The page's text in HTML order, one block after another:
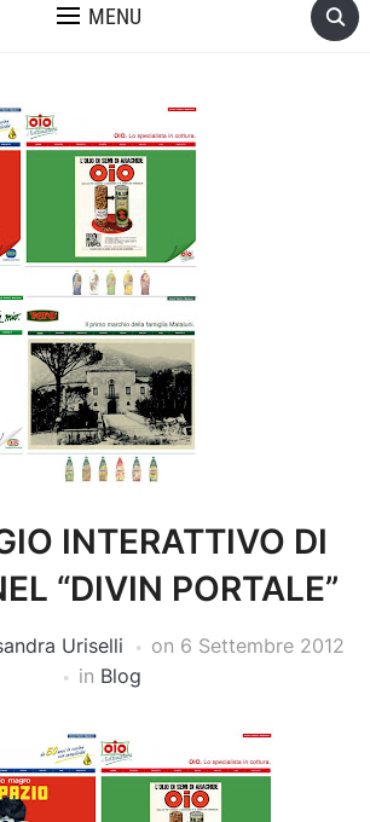
MENU
INTERATTIVO DI
“DIVIN PORTALE”
Uriselli on 6 Settembre 2012
in Blog